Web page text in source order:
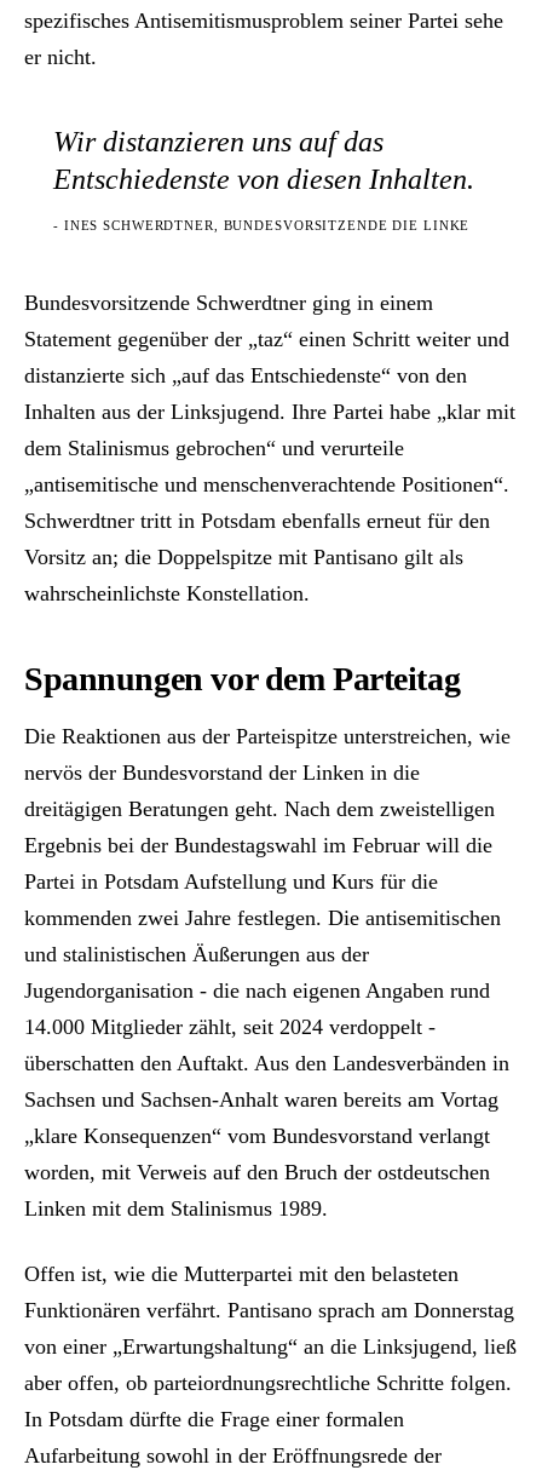
spezifisches Antisemitismusproblem seiner Partei sehe
er nicht.
Wir distanzieren uns auf das
Entschiedenste von diesen Inhalten.
- INES SCHWERDTNER, BUNDESVORSITZENDE DIE LINKE
Bundesvorsitzende Schwerdtner ging in einem
Statement gegenüber der „taz“ einen Schritt weiter und
distanzierte sich „auf das Entschiedenste“ von den
Inhalten aus der Linksjugend. Ihre Partei habe „klar mit
dem Stalinismus gebrochen“ und verurteile
„antisemitische und menschenverachtende Positionen“.
Schwerdtner tritt in Potsdam ebenfalls erneut für den
Vorsitz an; die Doppelspitze mit Pantisano gilt als
wahrscheinlichste Konstellation.
Spannungen vor dem Parteitag
Die Reaktionen aus der Parteispitze unterstreichen, wie
nervös der Bundesvorstand der Linken in die
dreitägigen Beratungen geht. Nach dem zweistelligen
Ergebnis bei der Bundestagswahl im Februar will die
Partei in Potsdam Aufstellung und Kurs für die
kommenden zwei Jahre festlegen. Die antisemitischen
und stalinistischen Äußerungen aus der
Jugendorganisation - die nach eigenen Angaben rund
14.000 Mitglieder zählt, seit 2024 verdoppelt -
überschatten den Auftakt. Aus den Landesverbänden in
Sachsen und Sachsen-Anhalt waren bereits am Vortag
„klare Konsequenzen“ vom Bundesvorstand verlangt
worden, mit Verweis auf den Bruch der ostdeutschen
Linken mit dem Stalinismus 1989.
Offen ist, wie die Mutterpartei mit den belasteten
Funktionären verfährt. Pantisano sprach am Donnerstag
von einer „Erwartungshaltung“ an die Linksjugend, ließ
aber offen, ob parteiordnungsrechtliche Schritte folgen.
In Potsdam dürfte die Frage einer formalen
Aufarbeitung sowohl in der Eröffnungsrede der